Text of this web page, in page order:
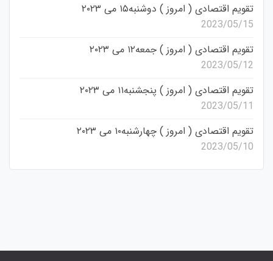
تقویم اقتصادی ( امروز ) دوشنبه۱۵ می ۲۰۲۳
2023/05/15
تقویم اقتصادی ( امروز ) جمعه۱۲ می ۲۰۲۳
2023/05/12
تقویم اقتصادی ( امروز ) پنجشنبه۱۱ می ۲۰۲۳
2023/05/11
تقویم اقتصادی ( امروز ) چهارشنبه۱۰ می ۲۰۲۳
2023/05/10